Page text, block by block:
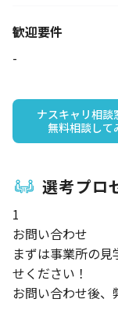
歓迎要件
-
ナスキャリ相談
無料相談して
選考プロ
1
お問い合わせ
まずは事業所の
せください！
お問い合わせ後、